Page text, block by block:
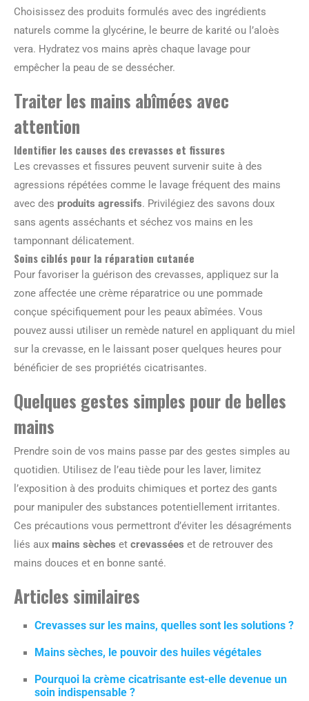
Choisissez des produits formulés avec des ingrédients
naturels comme la glycérine, le beurre de karité ou l’aloès
vera. Hydratez vos mains après chaque lavage pour
empêcher la peau de se dessécher.
Traiter les mains abîmées avec
attention
Identifier les causes des crevasses et fissures
Les crevasses et fissures peuvent survenir suite à des
agressions répétées comme le lavage fréquent des mains
avec des produits agressifs. Privilégiez des savons doux
sans agents asséchants et séchez vos mains en les
tamponnant délicatement.
Soins ciblés pour la réparation cutanée
Pour favoriser la guérison des crevasses, appliquez sur la
zone affectée une crème réparatrice ou une pommade
conçue spécifiquement pour les peaux abîmées. Vous
pouvez aussi utiliser un remède naturel en appliquant du miel
sur la crevasse, en le laissant poser quelques heures pour
bénéficier de ses propriétés cicatrisantes.
Quelques gestes simples pour de belles
mains
Prendre soin de vos mains passe par des gestes simples au
quotidien. Utilisez de l’eau tiède pour les laver, limitez
l’exposition à des produits chimiques et portez des gants
pour manipuler des substances potentiellement irritantes.
Ces précautions vous permettront d’éviter les désagréments
liés aux mains sèches et crevassées et de retrouver des
mains douces et en bonne santé.
Articles similaires
Crevasses sur les mains, quelles sont les solutions ?
Mains sèches, le pouvoir des huiles végétales
Pourquoi la crème cicatrisante est-elle devenue un
soin indispensable ?